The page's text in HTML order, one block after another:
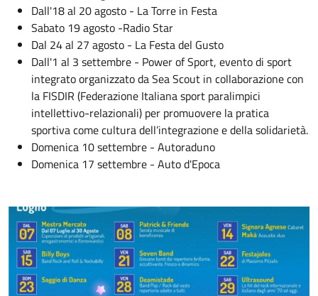
Dall'18 al 20 agosto - La Torre in Festa
Sabato 19 agosto -Radio Star
Dal 24 al 27 agosto - La Festa del Gusto
Dall'1 al 3 settembre - Power of Sport, evento di sport
integrato organizzato da Sea Scout in collaborazione con
la FISDIR (Federazione Italiana sport paralimpici
intellettivo-relazionali) per promuovere la pratica
sportiva come cultura dell’integrazione e della solidarietà.
Domenica 10 settembre - Autoraduno
Domenica 17 settembre - Auto d'Epoca